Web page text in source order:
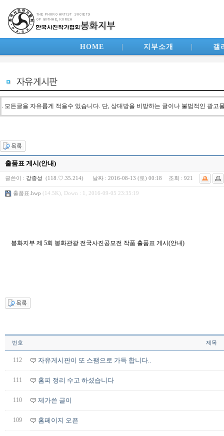
HOME 지부소개 갤
. 모든글을 자유롭게 적을수 있습니다. 단, 상대방을 비방하는 글이나 불법적인 광고
출품표 게시(안내)
글쓴이 : 강종성 (118.♡.35.214) 날짜 : 2016-08-13 (토) 00:18 조회 : 921
출품표.hwp (14.5K), Down : 1, 2016-09-05 23:35:19
봉화지부 제 5회 봉화관광 전국사진공모전 작품 출품표 게시(안내)
번호 제목
112 자유게시판이 또 스팸으로 가득 합니다..
111 홈피 정리 수고 하셨습니다
110 제가쓴 글이
109 홈페이지 오픈